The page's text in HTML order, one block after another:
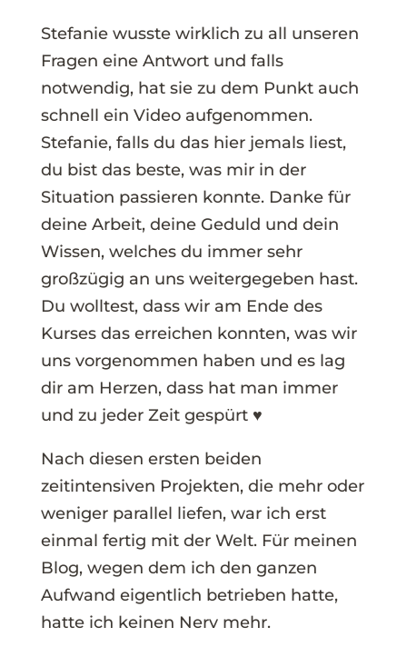
Stefanie wusste wirklich zu all unseren
Fragen eine Antwort und falls
notwendig, hat sie zu dem Punkt auch
schnell ein Video aufgenommen.
Stefanie, falls du das hier jemals liest,
du bist das beste, was mir in der
Situation passieren konnte. Danke für
deine Arbeit, deine Geduld und dein
Wissen, welches du immer sehr
großzügig an uns weitergegeben hast.
Du wolltest, dass wir am Ende des
Kurses das erreichen konnten, was wir
uns vorgenommen haben und es lag
dir am Herzen, dass hat man immer
und zu jeder Zeit gespürt ♥
Nach diesen ersten beiden
zeitintensiven Projekten, die mehr oder
weniger parallel liefen, war ich erst
einmal fertig mit der Welt. Für meinen
Blog, wegen dem ich den ganzen
Aufwand eigentlich betrieben hatte,
hatte ich keinen Nerv mehr.